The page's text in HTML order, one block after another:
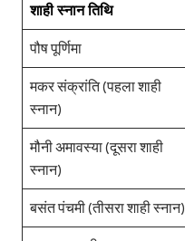
शाही स्नान तिथि
पौष पूर्णिमा
मकर संक्रांति (पहला शाही
स्नान)
मौनी अमावस्या (दूसरा शाही
स्नान)
बसंत पंचमी (तीसरा शाही स्नान)